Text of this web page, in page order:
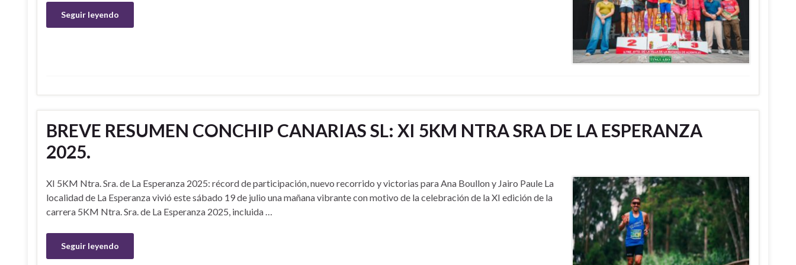
Seguir leyendo
BREVE RESUMEN CONCHIP CANARIAS SL: XI 5KM NTRA SRA DE LA ESPERANZA
2025.
XI 5KM Ntra. Sra. de La Esperanza 2025: récord de participación, nuevo recorrido y victorias para Ana Boullon y Jairo Paule La
localidad de La Esperanza vivió este sábado 19 de julio una mañana vibrante con motivo de la celebración de la XI edición de la
carrera 5KM Ntra. Sra. de La Esperanza 2025, incluida …
Seguir leyendo